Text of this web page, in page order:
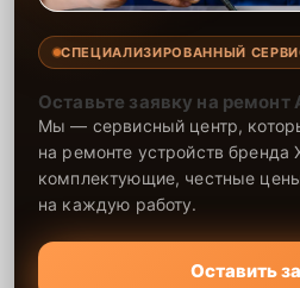
СПЕЦИАЛИЗИРОВАННЫЙ
Оставьте заявку на ремонт
Мы — сервисный центр,
на ремонте устройств бренда
комплектующие, честные
на каждую работу.
Оставить